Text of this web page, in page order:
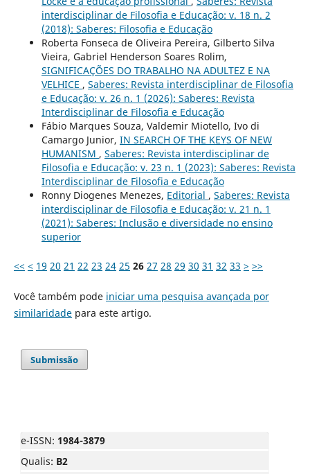
interdisciplinar de Filosofia e Educação: v. 18 n. 2
(2018): Saberes: Filosofia e Educação
Roberta Fonseca de Oliveira Pereira, Gilberto Silva
Vieira, Gabriel Henderson Soares Rolim,
SIGNIFICAÇÕES DO TRABALHO NA ADULTEZ E NA
VELHICE , Saberes: Revista interdisciplinar de Filosofia
e Educação: v. 26 n. 1 (2026): Saberes: Revista
Interdisciplinar de Filosofia e Educação
Fábio Marques Souza, Valdemir Miotello, Ivo di
Camargo Junior, IN SEARCH OF THE KEYS OF NEW
HUMANISM , Saberes: Revista interdisciplinar de
Filosofia e Educação: v. 23 n. 1 (2023): Saberes: Revista
Interdisciplinar de Filosofia e Educação
Ronny Diogenes Menezes, Editorial , Saberes: Revista
interdisciplinar de Filosofia e Educação: v. 21 n. 1
(2021): Saberes: Inclusão e diversidade no ensino
superior
<< < 19 20 21 22 23 24 25 26 27 28 29 30 31 32 33 > >>
Você também pode iniciar uma pesquisa avançada por
similaridadepara este artigo.
Submissão
e-ISSN: 1984-3879
Qualis: B2